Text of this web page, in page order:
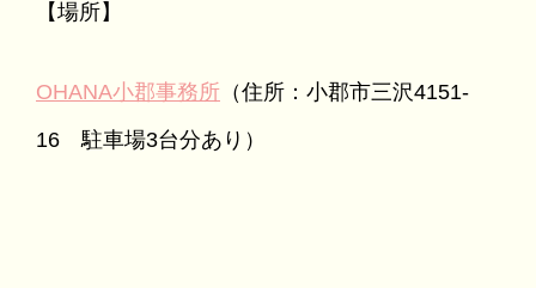
【場所】
OHANA小郡事務所 （住所：小郡市三沢4151-
16 駐車場3台分あり）